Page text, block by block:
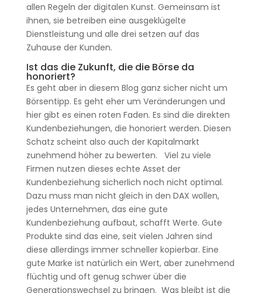
allen Regeln der digitalen Kunst. Gemeinsam ist
ihnen, sie betreiben eine ausgeklügelte
Dienstleistung und alle drei setzen auf das
Zuhause der Kunden.
Ist das die Zukunft, die die Börse da
honoriert?
Es geht aber in diesem Blog ganz sicher nicht um
Börsentipp. Es geht eher um Veränderungen und
hier gibt es einen roten Faden. Es sind die direkten
Kundenbeziehungen, die honoriert werden. Diesen
Schatz scheint also auch der Kapitalmarkt
zunehmend höher zu bewerten. Viel zu viele
Firmen nutzen dieses echte Asset der
Kundenbeziehung sicherlich noch nicht optimal.
Dazu muss man nicht gleich in den DAX wollen,
jedes Unternehmen, das eine gute
Kundenbeziehung aufbaut, schafft Werte. Gute
Produkte sind das eine, seit vielen Jahren sind
diese allerdings immer schneller kopierbar. Eine
gute Marke ist natürlich ein Wert, aber zunehmend
flüchtig und oft genug schwer über die
Generationswechsel zu bringen. Was bleibt ist die